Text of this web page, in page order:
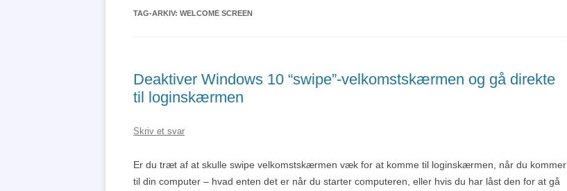
TAG-ARKIV: WELCOME SCREEN
Deaktiver Windows 10 “swipe”-velkomstskærmen og gå direkte
til loginskærmen
Skriv et svar
Er du træt af at skulle swipe velkomstskærmen væk for at komme til loginskærmen, når du kommer
til din computer – hvad enten det er når du starter computeren, eller hvis du har låst den for at gå